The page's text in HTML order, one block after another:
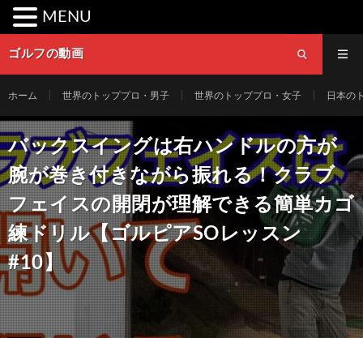
ゴルフの動画
ホーム 世界のトッププロ・男子 世界のトッププロ・女子 日本の
バックスイングは右ハンドルの方が
腕が巻き付きながら振れる！クラブ
フェイスの開閉が理解できる簡単カゴ
練ドリル【ゴルピアSOレッスン
#10】
MENU